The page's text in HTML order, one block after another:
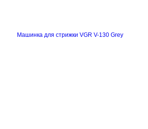
Машинка для стрижки VGR V-130 Grey